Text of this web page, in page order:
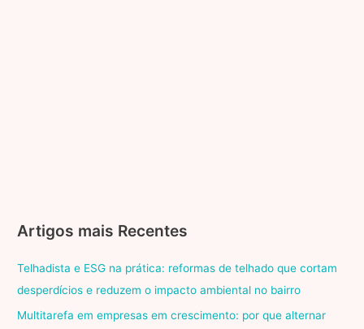
Artigos mais Recentes
Telhadista e ESG na prática: reformas de telhado que cortam
desperdícios e reduzem o impacto ambiental no bairro
Multitarefa em empresas em crescimento: por que alternar